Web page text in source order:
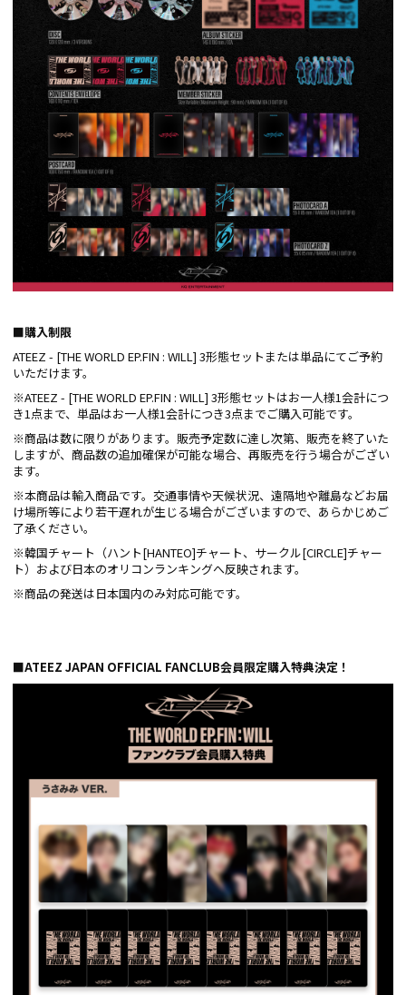
■購入制限
ATEEZ - [THE WORLD EP.FIN : WILL] 3形態セットまたは単品にてご予約
いただけます。
※ATEEZ - [THE WORLD EP.FIN : WILL] 3形態セットはお一人様1会計につ
き1点まで、単品はお一人様1会計につき3点までご購入可能です。
※商品は数に限りがあります。販売予定数に達し次第、販売を終了いた
しますが、商品数の追加確保が可能な場合、再販売を行う場合がござい
ます。
※本商品は輸入商品です。交通事情や天候状況、遠隔地や離島などお届
け場所等により若干遅れが生じる場合がございますので、あらかじめご
了承ください。
※韓国チャート（ハント[HANTEO]チャート、サークル[CIRCLE]チャー
ト）および日本のオリコンランキングへ反映されます。
※商品の発送は日本国内のみ対応可能です。
■ATEEZ JAPAN OFFICIAL FANCLUB会員限定購入特典決定！